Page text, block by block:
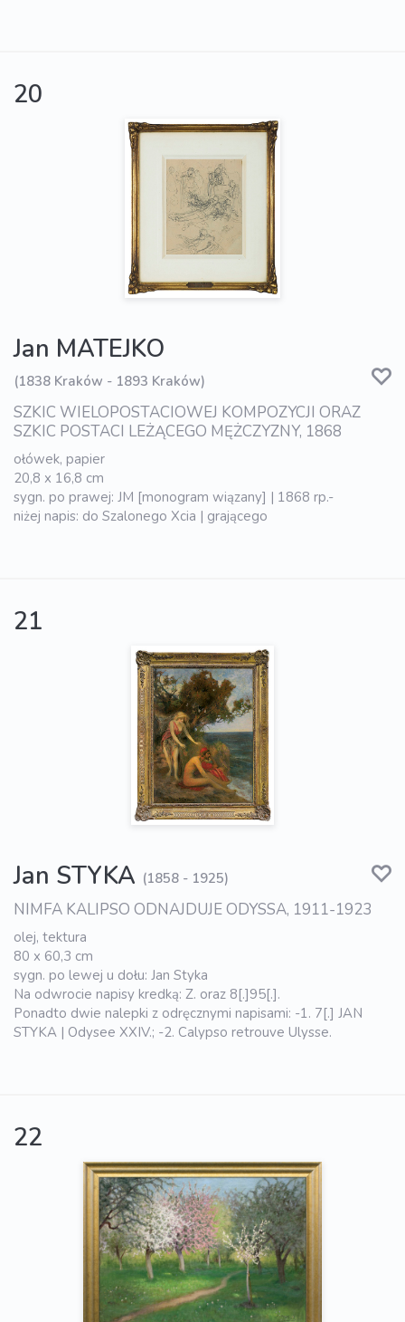
20
Jan MATEJKO
(1838 Kraków - 1893 Kraków)
SZKIC WIELOPOSTACIOWEJ KOMPOZYCJI ORAZ
SZKIC POSTACI LEŻĄCEGO MĘŻCZYZNY, 1868
ołówek, papier
20,8 x 16,8 cm
sygn. po prawej: JM [monogram wiązany] | 1868 rp.-
niżej napis: do Szalonego Xcia | grającego
21
Jan STYKA (1858 - 1925)
NIMFA KALIPSO ODNAJDUJE ODYSSA, 1911-1923
olej, tektura
80 x 60,3 cm
sygn. po lewej u dołu: Jan Styka
Na odwrocie napisy kredką: Z. oraz 8[.]95[.].
Ponadto dwie nalepki z odręcznymi napisami: -1. 7[.] JAN
STYKA | Odysee XXIV.; -2. Calypso retrouve Ulysse.
22